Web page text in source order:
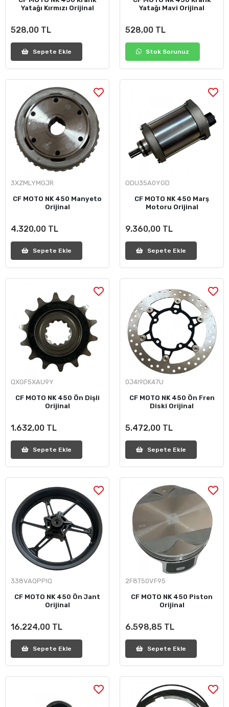
Yatağı Kırmızı Orijinal
528,00 TL
Sepete Ekle
Yatağı Mavi Orijinal
528,00 TL
Stok Sorunuz
3XZMLYMGJR
CF MOTO NK 450 Manyeto
Orijinal
4.320,00 TL
Sepete Ekle
ODU35A0YGD
CF MOTO NK 450 Marş
Motoru Orijinal
9.360,00 TL
Sepete Ekle
QXGF5XAU9Y
CF MOTO NK 450 Ön Dişli
Orijinal
1.632,00 TL
Sepete Ekle
0J4I9DK47U
CF MOTO NK 450 Ön Fren
Diski Orijinal
5.472,00 TL
Sepete Ekle
338VAQPPIQ
CF MOTO NK 450 Ön Jant
Orijinal
16.224,00 TL
Sepete Ekle
2F8T50VF95
CF MOTO NK 450 Piston
Orijinal
6.598,85 TL
Sepete Ekle